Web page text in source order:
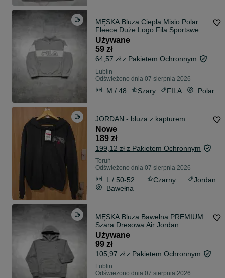
MĘSKA Bluza Ciepła Misio Polar
Fleece Duże Logo Fila Sportswear
Active
Używane
59 zł
64,57 zł z Pakietem Ochronnym
Lublin
Odświeżono dnia 07 sierpnia 2026
M / 48 Szary FILA Polar
JORDAN - bluza z kapturem .
Nowe
189 zł
199,12 zł z Pakietem Ochronnym
Toruń
Odświeżono dnia 07 sierpnia 2026
L / 50-52 Czarny
Jordan
Bawełna
MĘSKA Bluza Bawełna PREMIUM
Szara Dresowa Air Jordan
Koszykówka NBA Logo
Używane
99 zł
105,97 zł z Pakietem Ochronnym
Lublin
Odświeżono dnia 07 sierpnia 2026